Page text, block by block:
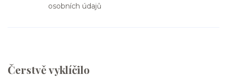
Čerstvě vyklíčilo
osobních údajů